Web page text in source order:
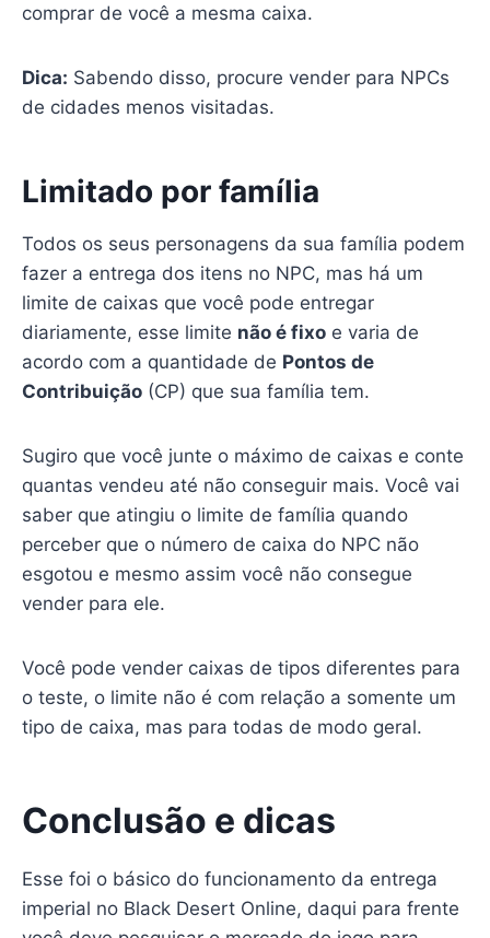
comprar de você a mesma caixa.
Dica: Sabendo disso, procure vender para NPCs
de cidades menos visitadas.
Limitado por família
Todos os seus personagens da sua família podem
fazer a entrega dos itens no NPC, mas há um
limite de caixas que você pode entregar
diariamente, esse limite não é fixoe varia de
acordo com a quantidade de Pontos de
Contribuição(CP) que sua família tem.
Sugiro que você junte o máximo de caixas e conte
quantas vendeu até não conseguir mais. Você vai
saber que atingiu o limite de família quando
perceber que o número de caixa do NPC não
esgotou e mesmo assim você não consegue
vender para ele.
Você pode vender caixas de tipos diferentes para
o teste, o limite não é com relação a somente um
tipo de caixa, mas para todas de modo geral.
Conclusão e dicas
Esse foi o básico do funcionamento da entrega
imperial no Black Desert Online, daqui para frente